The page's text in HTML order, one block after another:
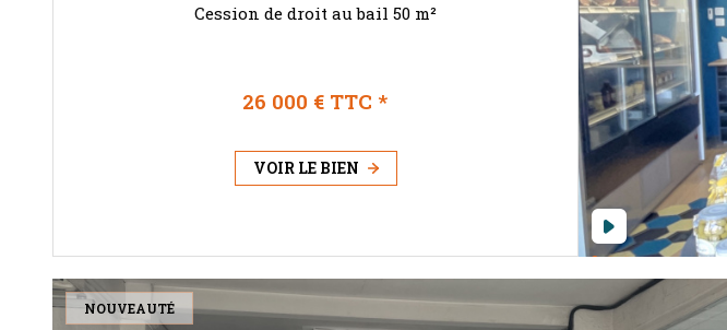
Cession de droit au bail 50 m²
26 000 € TTC *
VOIR LE BIEN
NOUVEAUTÉ